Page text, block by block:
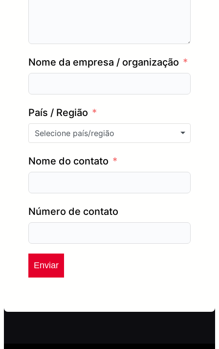
Nome da empresa / organização
País / Região
Selecione país/região
Nome do contato
Número de contato
Enviar